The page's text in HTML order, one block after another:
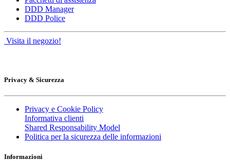
DDD Manager
DDD Police
Visita il negozio!
Privacy & Sicurezza
Privacy e Cookie Policy
Informativa clienti
Shared Responsability Model
Politica per la sicurezza delle informazioni
Informazioni